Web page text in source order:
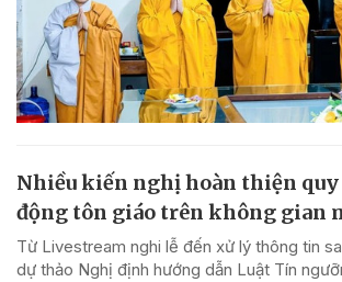
Nhiều kiến nghị hoàn thiện
động tôn giáo trên không gian
Từ Livestream nghi lễ đến xử lý thông tin
dự thảo Nghị định hướng dẫn Luật Tín